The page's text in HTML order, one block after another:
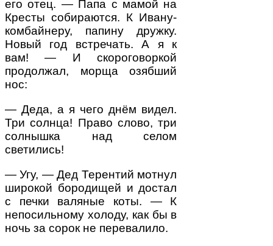
его отец. — Папа с мамой на
Кресты собираются. К Ивану-
комбайнеру, папину дружку.
Новый год встречать. А я к
вам! — И скороговоркой
продолжал, морща озябший
нос:
— Деда, а я чего днём видел.
Три солнца! Право слово, три
солнышка над селом
светились!
— Угу, — Дед Терентий мотнул
широкой бородищей и достал
с печки валяные коты. — К
непосильному холоду, как бы в
ночь за сорок не перевалило.